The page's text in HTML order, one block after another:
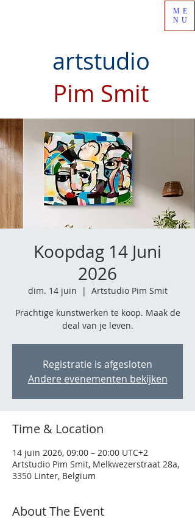
artstudio
Pim Smit
ME
NU
Koopdag 14 Juni
2026
dim. 14 juin
  |
Artstudio Pim Smit
Prachtige kunstwerken te koop. Maak de
deal van je leven.
Registratie is afgesloten
Andere evenementen bekijken
Time & Location
14 juin 2026, 09:00 – 20:00 UTC+2
Artstudio Pim Smit, Melkwezerstraat 28a,
3350 Linter, Belgium
About The Event